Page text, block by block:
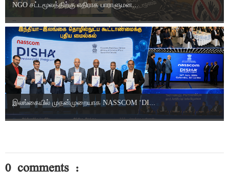
NGO சட்டமூலத்திற்கு எதிராக பாராளுமன...
இலங்கையில் முதன்முறையாக NASSCOM ‘DI...
0 comments :